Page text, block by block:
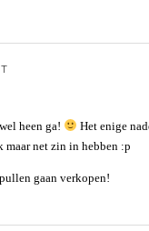
heen ga!
Het enige
maar net zin in hebben :p
gaan verkopen!